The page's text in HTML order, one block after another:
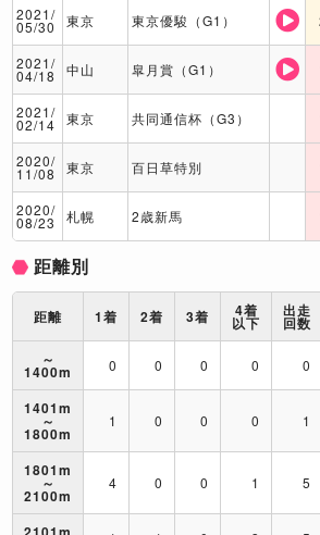
2021/
05/30 東京 東京優駿（G1）
2021/
04/18 中山 皐月賞（G1）
2021/
02/14 東京 共同通信杯（G3）
2020/
11/08 東京 百日草特別
2020/
08/23 札幌 2歳新馬
距離別
距離 1着 2着 3着 4着
以下
出走
回数
～
1400m 0 0 0 0 0
1401m
～
1800m
1 0 0 0 1
1801m
～
2100m
4 0 0 1 5